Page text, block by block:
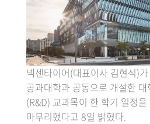
넥센타이어(대표이사 김현석)
공과대학과 공동으로 개설한
(R&D) 교과목이 한 학기 일정
마무리했다고 8일 밝혔다.